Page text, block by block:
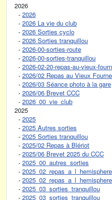
2026
- 2026
- 2026 La vie du club
- 2026 Sorties cyclo
- 2026 Sorties tranquillou
- 2026-00-sorties-route
- 2026-00-sorties-tranquillou
- 2026-02-20-repas-au-vieux-
- 2026/02 Repas au Vieux
- 2026/03 Séance photo à la gare
- 2026/06 Brevet CCC
- 2026_00_vie_club
2025
- 2025
- 2025 Autres sorties
- 2025 Sorties tranquillou
- 2025/02 Repas à Blériot
- 2025/06 Brevet 2025 du CCC
- 2025_00_autres_sorties
- 2025_02_repas_a_l_hemisphere
- 2025_02_repas_a_l_hemisphere
- 2025_03_sorties_tranquillou
- 2025_03_sorties_tranquillou